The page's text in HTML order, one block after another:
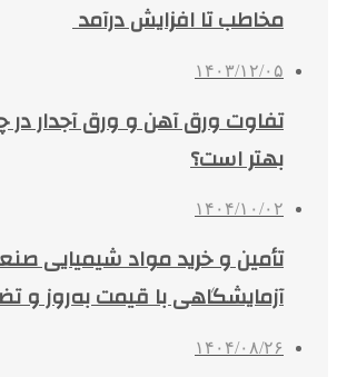
مخاطب تا افزایش درآمد
۱۴۰۳/۱۲/۰۵
تفاوت ورق آهن و ورق آجدار
بهتر است؟
۱۴۰۴/۱۰/۰۲
تأمین و خرید مواد شیمیایی
آزمایشگاهی با قیمت به‌روز و
۱۴۰۴/۰۸/۲۶